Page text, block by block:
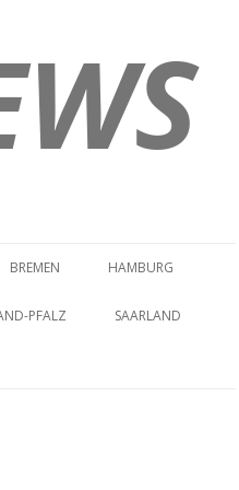
BREMEN HAMBURG
PFALZ SAARLAND